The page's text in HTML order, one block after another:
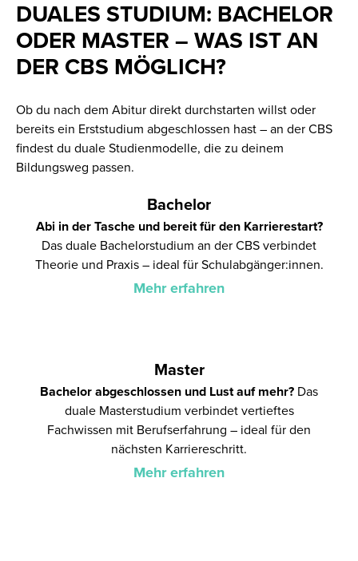
DUALES STUDIUM: BACHELOR
ODER MASTER – WAS IST AN
DER CBS MÖGLICH?
Ob du nach dem Abitur direkt durchstarten willst oder
bereits ein Erststudium abgeschlossen hast – an der CBS
findest du duale Studienmodelle, die zu deinem
Bildungsweg passen.
Bachelor
Abi in der Tasche und bereit für den Karrierestart?
Das duale Bachelorstudium an der CBS verbindet
Theorie und Praxis – ideal für Schulabgänger:innen.
Mehr erfahren
Master
Bachelor abgeschlossen und Lust auf mehr? Das
duale Masterstudium verbindet vertieftes
Fachwissen mit Berufserfahrung – ideal für den
nächsten Karriereschritt.
Mehr erfahren